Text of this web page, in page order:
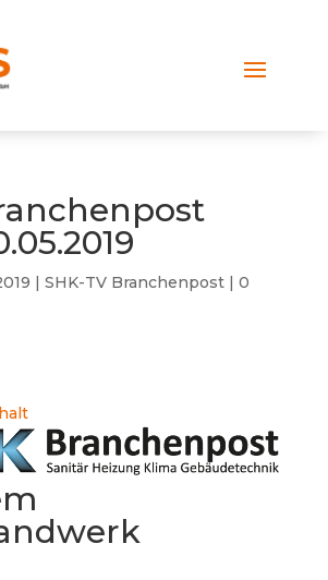
| SHK-TV Branchenpost| 0